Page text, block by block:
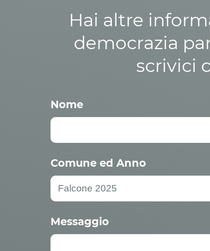
Hai altre
democrazia
scrivici
Nome
Comune ed Anno
Messaggio